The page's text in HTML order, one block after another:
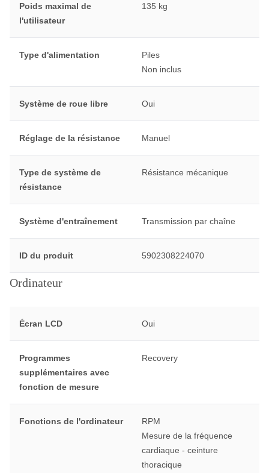
Poids maximal de
l'utilisateur
135 kg
Type d'alimentation
Piles
Non inclus
Système de roue libre Oui
Réglage de la résistance Manuel
Type de système de
résistance
Résistance mécanique
Système d'entraînement Transmission par chaîne
ID du produit 5902308224070
Ordinateur
Écran LCD Oui
Programmes
supplémentaires avec
fonction de mesure
Recovery
Fonctions de l'ordinateur
RPM
Mesure de la fréquence
cardiaque - ceinture
thoracique